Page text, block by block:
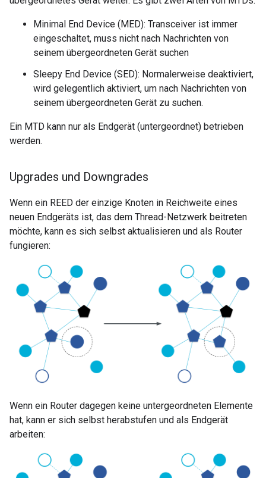
Minimal End Device (MED): Transceiver ist immer
eingeschaltet, muss nicht nach Nachrichten von
seinem übergeordneten Gerät suchen
Sleepy End Device (SED): Normalerweise deaktiviert,
wird gelegentlich aktiviert, um nach Nachrichten von
seinem übergeordneten Gerät zu suchen.
Ein MTD kann nur als Endgerät (untergeordnet) betrieben
werden.
Upgrades und Downgrades
Wenn ein REED der einzige Knoten in Reichweite eines
neuen Endgeräts ist, das dem Thread-Netzwerk beitreten
möchte, kann es sich selbst aktualisieren und als Router
fungieren:
Wenn ein Router dagegen keine untergeordneten Elemente
hat, kann er sich selbst herabstufen und als Endgerät
arbeiten: